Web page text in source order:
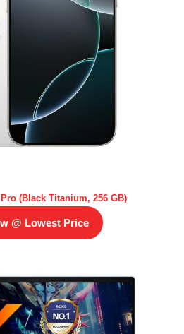
(Black Titanium, 256 GB)
@ Lowest Price